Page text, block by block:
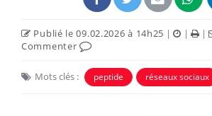
Publié le 09.02.2026 à 14h25 | | |
Commenter
Mots clés : peptide réseaux sociaux